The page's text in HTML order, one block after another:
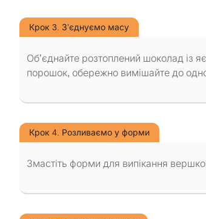
Крок 3. З’єднуємо масу
Об’єднайте розтоплений шоколад із
порошок, обережно вимішайте до
Крок 4. Розливаємо у форми
Змастіть форми для випікання